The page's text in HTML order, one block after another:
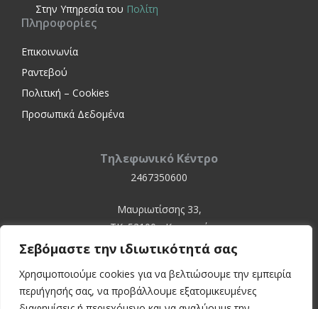
Σεβόμαστε την ιδιωτικότητά σας
Χρησιμοποιούμε cookies για να βελτιώσουμε την εμπειρία
περιήγησής σας, να προβάλλουμε εξατομικευμένες
Στην Yπηρεσία του Πολίτη
Πληροφορίες
Επικοινωνία
Ραντεβού
Πολιτική – Cookies
Προσωπικά Δεδομένα
Τηλεφωνικό Κέντρο
2467350600
Μαυριωτίσσης 33,
ΤΚ. 52100 - Καστοριά